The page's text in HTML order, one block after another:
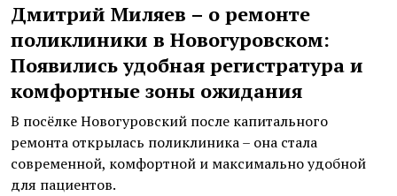
Дмитрий Миляев – о ремонте
поликлиники в Новогуровском:
Появились удобная регистратура и
комфортные зоны ожидания
В посёлке Новогуровский после капитального
ремонта открылась поликлиника – она стала
современной, комфортной и максимально удобной
для пациентов.